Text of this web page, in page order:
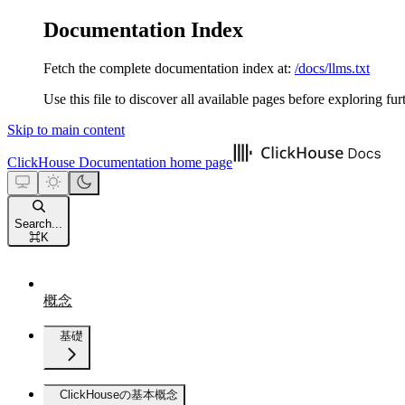
Documentation Index
Fetch the complete documentation index at: /docs/llms.txt
Use this file to discover all available pages before exploring
Skip to main content
ClickHouse Documentation home page
Search...
⌘K
概念
基礎
ClickHouseの基本概念